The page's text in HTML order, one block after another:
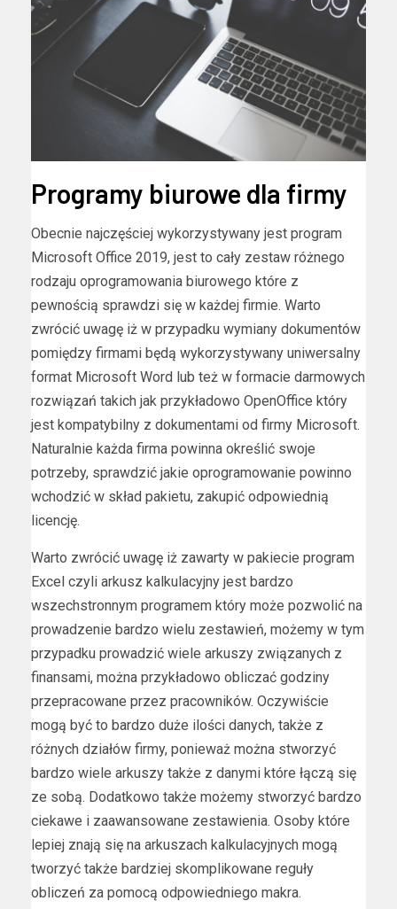
Programy biurowe dla firmy
Obecnie najczęściej wykorzystywany jest program
Microsoft Office 2019, jest to cały zestaw różnego
rodzaju oprogramowania biurowego które z
pewnością sprawdzi się w każdej firmie. Warto
zwrócić uwagę iż w przypadku wymiany dokumentów
pomiędzy firmami będą wykorzystywany uniwersalny
format Microsoft Word lub też w formacie darmowych
rozwiązań takich jak przykładowo OpenOffice który
jest kompatybilny z dokumentami od firmy Microsoft.
Naturalnie każda firma powinna określić swoje
potrzeby, sprawdzić jakie oprogramowanie powinno
wchodzić w skład pakietu, zakupić odpowiednią
licencję.
Warto zwrócić uwagę iż zawarty w pakiecie program
Excel czyli arkusz kalkulacyjny jest bardzo
wszechstronnym programem który może pozwolić na
prowadzenie bardzo wielu zestawień, możemy w tym
przypadku prowadzić wiele arkuszy związanych z
finansami, można przykładowo obliczać godziny
przepracowane przez pracowników. Oczywiście
mogą być to bardzo duże ilości danych, także z
różnych działów firmy, ponieważ można stworzyć
bardzo wiele arkuszy także z danymi które łączą się
ze sobą. Dodatkowo także możemy stworzyć bardzo
ciekawe i zaawansowane zestawienia. Osoby które
lepiej znają się na arkuszach kalkulacyjnych mogą
tworzyć także bardziej skomplikowane reguły
obliczeń za pomocą odpowiedniego makra.